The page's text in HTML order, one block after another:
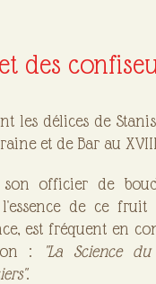
des
les délices de
et de Bar au
officier de
de ce
est fréquent en
:
"La Science
.